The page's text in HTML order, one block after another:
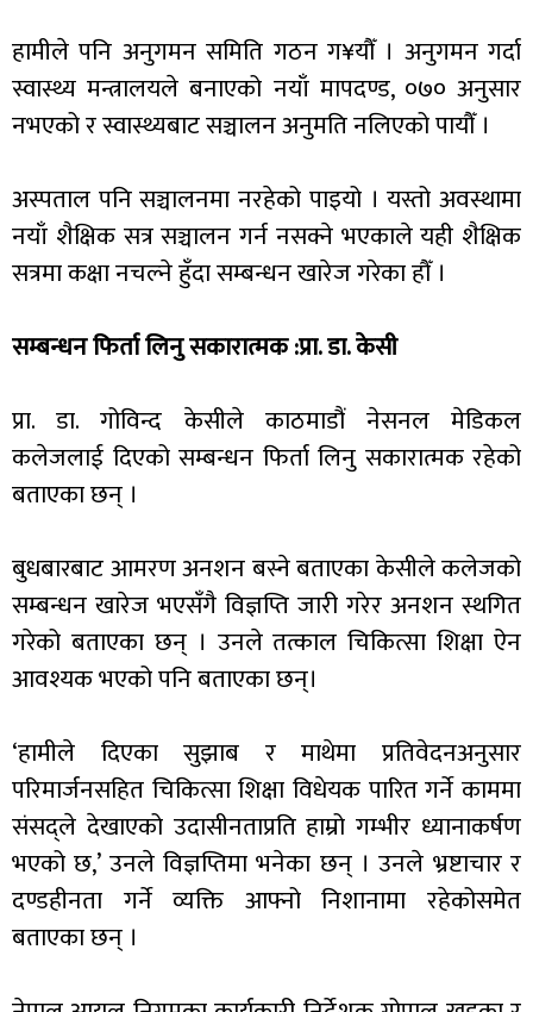
हामीले पनि अनुगमन समिति गठन ग¥यौँ । अनुगमन गर्दा
स्वास्थ्य मन्त्रालयले बनाएको नयाँ मापदण्ड, ०७० अनुसार
नभएको र स्वास्थ्यबाट सञ्चालन अनुमति नलिएको पायौँ ।
अस्पताल पनि सञ्चालनमा नरहेको पाइयो । यस्तो अवस्थामा
नयाँ शैक्षिक सत्र सञ्चालन गर्न नसक्ने भएकाले यही शैक्षिक
सत्रमा कक्षा नचल्ने हुँदा सम्बन्धन खारेज गरेका हौँ ।
सम्बन्धन फिर्ता लिनु सकारात्मक :प्रा. डा. केसी
प्रा. डा. गोविन्द केसीले काठमाडौं नेसनल मेडिकल
कलेजलाई दिएको सम्बन्धन फिर्ता लिनु सकारात्मक रहेको
बताएका छन् ।
बुधबारबाट आमरण अनशन बस्ने बताएका केसीले कलेजको
सम्बन्धन खारेज भएसँगै विज्ञप्ति जारी गरेर अनशन स्थगित
गरेको बताएका छन् । उनले तत्काल चिकित्सा शिक्षा ऐन
आवश्यक भएको पनि बताएका छन्।
‘हामीले दिएका सुझाब र माथेमा प्रतिवेदनअनुसार
परिमार्जनसहित चिकित्सा शिक्षा विधेयक पारित गर्ने काममा
संसद्ले देखाएको उदासीनताप्रति हाम्रो गम्भीर ध्यानाकर्षण
भएको छ,’ उनले विज्ञप्तिमा भनेका छन् । उनले भ्रष्टाचार र
दण्डहीनता गर्ने व्यक्ति आफ्नो निशानामा रहेकोसमेत
बताएका छन् ।